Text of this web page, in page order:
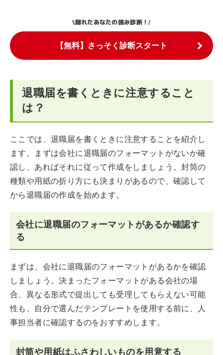
\隠れたあなたの強み診断！/
【無料】さっそく診断スタート
退職届を書くときに注意すること
は？
ここでは、退職届を書くときに注意することを紹介し
ます。まずは会社に退職届のフォーマットがないか確
認し、あればそれに従って作成をしましょう。封筒の
種類や用紙の折り方にも決まりがあるので、確認して
から退職届の作成を始めます。
会社に退職届のフォーマットがあるか確認す
る
まずは、会社に退職届のフォーマットがあるかを確認
しましょう。決まったフォーマットがある会社の場
合、異なる形式で提出しても受理してもらえない可能
性も。自分で選んだテンプレートを使用する前に、人
事担当者に確認するのをおすすめします。
封筒や用紙はふさわしいものを用意する